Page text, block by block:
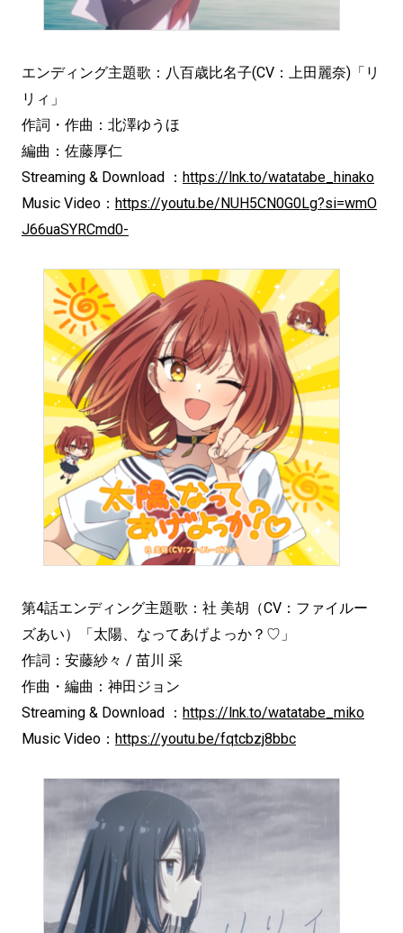
エンディング主題歌：八百歳比名子(CV：上田麗奈)「リ
リィ」
作詞・作曲：北澤ゆうほ
編曲：佐藤厚仁
Streaming & Download ： https://lnk.to/watatabe_hinako
Music Video： https://youtu.be/NUH5CN0G0Lg?si=wmO
J66uaSYRCmd0-
第4話エンディング主題歌：社 美胡（CV：ファイルー
ズあい）「太陽、なってあげよっか？♡」
作詞：安藤紗々 / 苗川 采
作曲・編曲：神田ジョン
Streaming & Download ： https://lnk.to/watatabe_miko
Music Video： https://youtu.be/fqtcbzj8bbc